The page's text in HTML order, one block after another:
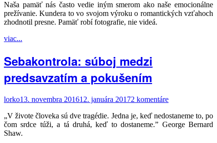
Naša pamäť nás často vedie iným smerom ako naše emocionálne
prežívanie. Kundera to vo svojom výroku o romantických vzťahoch
zhodnotil presne. Pamäť robí fotografie, nie videá.
viac...
Sebakontrola: súboj medzi
predsavzatím a pokušením
lorko13. novembra 201612. januára 20172 komentáre
„V živote človeka sú dve tragédie. Jedna je, keď nedostaneme to, po
čom srdce túži, a tá druhá, keď to dostaneme.” George Bernard
Shaw.